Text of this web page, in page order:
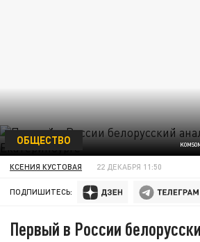
ОБЩЕСТВО
КСЕНИЯ КУСТОВАЯ 22 ДЕКАБРЯ 11:50
ПОДПИШИТЕСЬ:
Первый в России